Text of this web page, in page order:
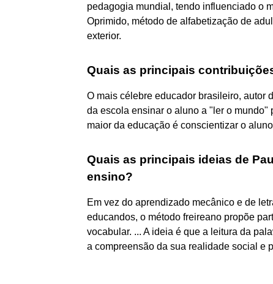
pedagogia mundial, tendo influenciado o
Oprimido, método de alfabetização de
exterior.
Quais as principais
O mais célebre educador brasileiro, autor
da escola ensinar o aluno a "ler o mundo"
maior da educação é conscientizar o
Quais as principais ideias de
ensino?
Em vez do aprendizado mecânico e de
educandos, o método freireano propõe
vocabular. ... A ideia é que a leitura da
a compreensão da sua realidade social e